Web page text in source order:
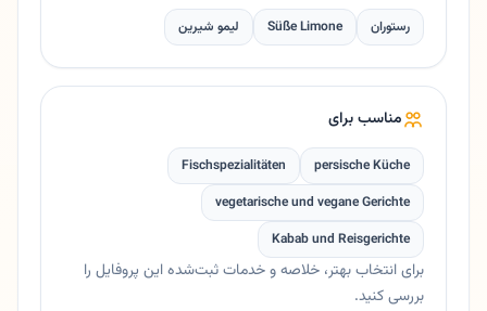
رستوران Süße Limone لیمو شیرین
مناسب برای
persische Küche
Fischspezialitäten
vegetarische und vegane Gerichte
Kabab und Reisgerichte
برای انتخاب بهتر، خلاصه و خدمات ثبت‌شده این پروفایل را
بررسی کنید.